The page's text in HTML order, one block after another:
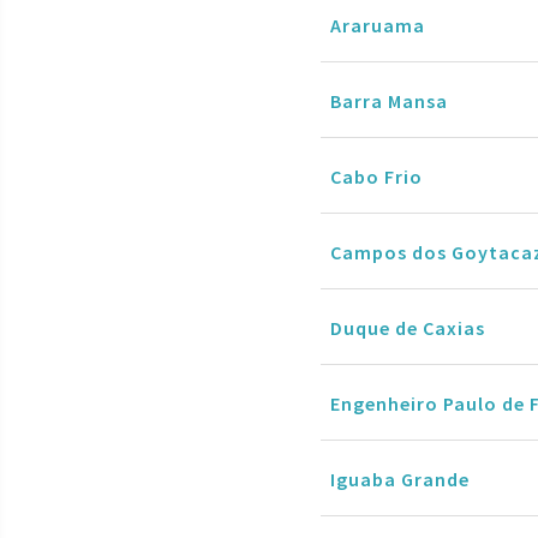
Araruama
Barra Mansa
Cabo Frio
Campos dos
Duque de Caxias
Engenheiro Paulo de
Iguaba Grande